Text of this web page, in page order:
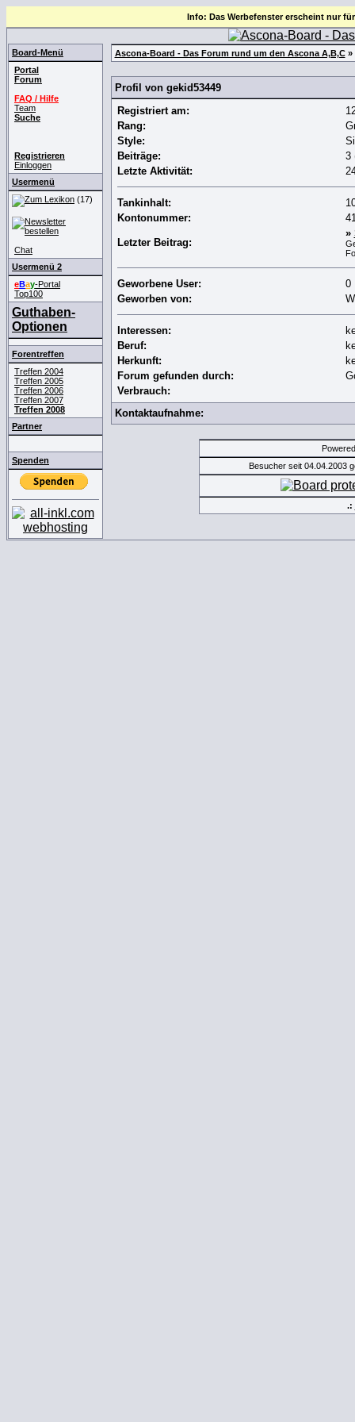
Info: Das Werbefenster erscheint nur
Board-Menü
Portal
Forum
FAQ / Hilfe
Team
Suche
Registrieren
Einloggen
Usermenü
(17)
Chat
Usermenü 2
eBay-Portal
Top100
Guthaben-
Optionen
Forentreffen
Treffen 2004
Treffen 2005
Treffen 2006
Treffen 2007
Treffen 2008
Partner
Spenden
Ascona-Board - Das Forum rund um den Ascona A,B,C»
Profil von gekid53449
Registriert am:
Rang:
Style:
Beiträge:
3
Letzte Aktivität:
Tankinhalt:
Kontonummer:
Letzter Beitrag:
»
Geworbene User:
0
Geworben von:
Interessen:
Beruf:
Herkunft:
Forum gefunden durch:
Verbrauch:
Kontaktaufnahme:
Besucher seit 04.04.2003
.: